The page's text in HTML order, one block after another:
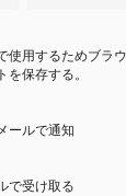
使用するためブラ
を保存する。
ールで通知
で受け取る